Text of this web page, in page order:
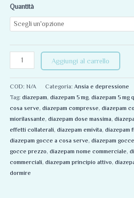
Quantità
Aggiungi al carrello
COD: N/A Categoria: Ansia e depressione
Tag: diazepam, diazepam 5 mg, diazepam 5 mg
cosa serve, diazepam compresse, diazepam
miorilassante, diazepam dose massima,
effetti collaterali, diazepam emivita, diazepam
diazepam gocce a cosa serve, diazepam
gocce prezzo, diazepam nome commerciale,
commerciali, diazepam principio attivo,
dormire